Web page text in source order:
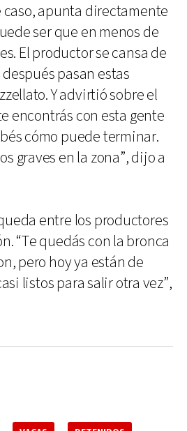
caso, apunta directamente
ser que en menos de
El productor se cansa de
pasan estas
Y advirtió sobre el
encontrás con esta gente
cómo puede terminar.
graves en la zona”, dijo a
entre los productores
“Te quedás con la bronca
pero hoy ya están de
listos para salir otra vez”,